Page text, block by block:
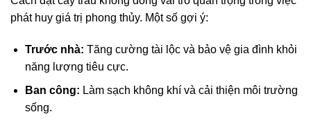
phát huy giá trị phong thủy. Một số gợi ý:
Trước nhà: Tăng cường tài lộc và bảo vệ gia đình khỏi
năng lượng tiêu cực.
Ban công: Làm sạch không khí và cải thiện môi trường
sống.